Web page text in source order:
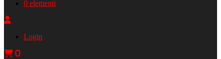
0 elementi
Login
0